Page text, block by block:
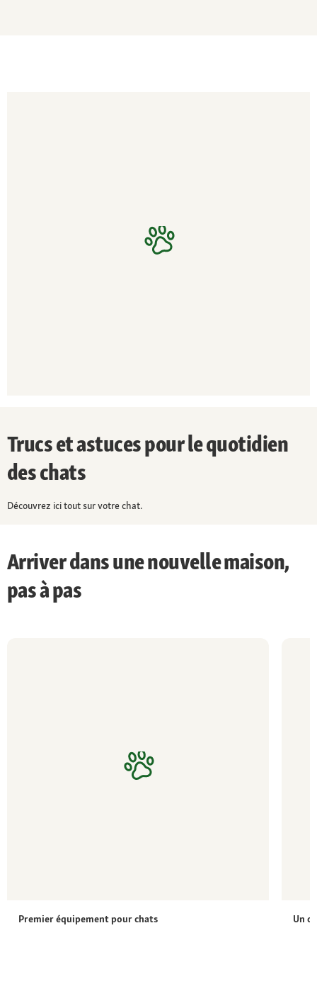
Trucs et astuces pour le quotidien
des chats
Découvrez ici tout sur votre chat.
Arriver dans une nouvelle maison,
pas à pas
Premier équipement pour chats Un